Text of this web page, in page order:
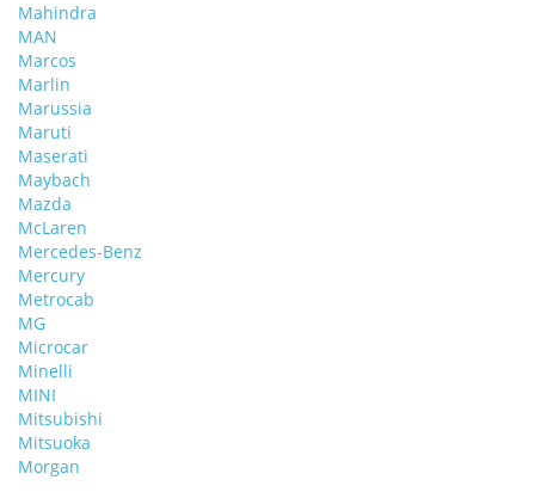
Mahindra
MAN
Marcos
Marlin
Marussia
Maruti
Maserati
Maybach
Mazda
McLaren
Mercedes-Benz
Mercury
Metrocab
MG
Microcar
Minelli
MINI
Mitsubishi
Mitsuoka
Morgan